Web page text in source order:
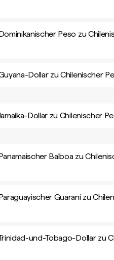
Peso zu
Dollar zu Chilenischer
Dollar zu Chilenischer
Balboa zu
Guaraní zu
und-Tobago-Dollar zu